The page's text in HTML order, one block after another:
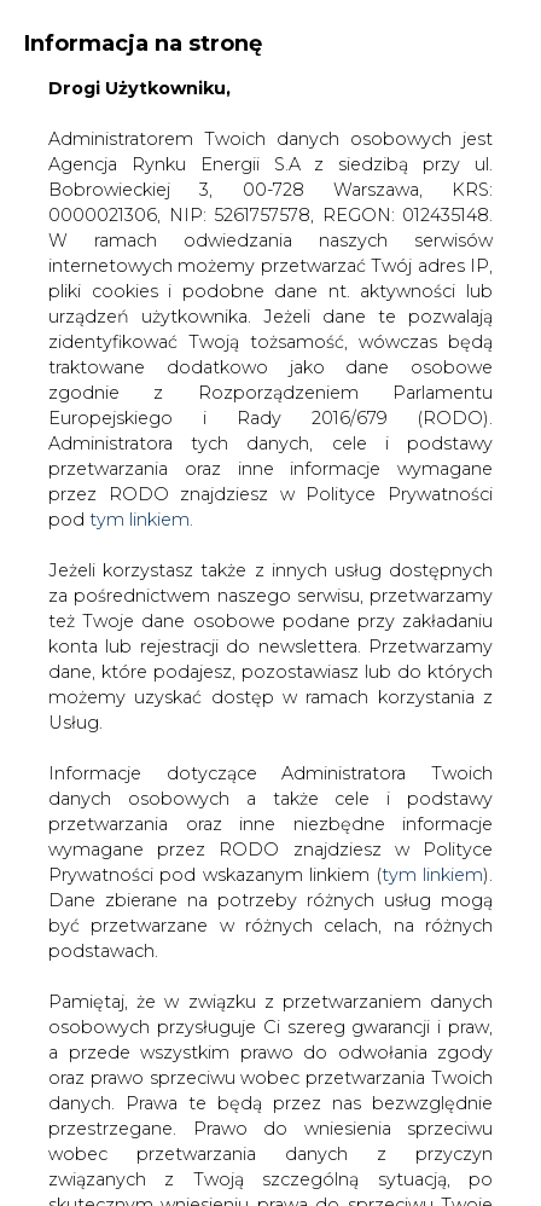
KONTAKT:
WYSOKI KONTRAST WIELKOŚĆ TEKSTU A A
ZALOGUJ SIĘ
WŁĄCZ CIRE.TV
Informacja na stronę
Drogi Użytkowniku,
Administratorem Twoich danych osobowych jest
Agencja Rynku Energii S.A z siedzibą przy ul.
Bobrowieckiej 3, 00-728 Warszawa, KRS:
0000021306, NIP: 5261757578, REGON: 012435148.
W ramach odwiedzania naszych serwisów
internetowych możemy przetwarzać Twój adres IP,
pliki cookies i podobne dane nt. aktywności lub
urządzeń użytkownika. Jeżeli dane te pozwalają
zidentyfikować Twoją tożsamość, wówczas będą
traktowane dodatkowo jako dane osobowe
zgodnie z Rozporządzeniem Parlamentu
Europejskiego i Rady 2016/679 (RODO).
Administratora tych danych, cele i podstawy
przetwarzania oraz inne informacje wymagane
przez RODO znajdziesz w Polityce Prywatności
pod tym linkiem.
Jeżeli korzystasz także z innych usług dostępnych
za pośrednictwem naszego serwisu, przetwarzamy
też Twoje dane osobowe podane przy zakładaniu
konta lub rejestracji do newslettera. Przetwarzamy
dane, które podajesz, pozostawiasz lub do których
możemy uzyskać dostęp w ramach korzystania z
Usług.
Informacje dotyczące Administratora Twoich
danych osobowych a także cele i podstawy
przetwarzania oraz inne niezbędne informacje
wymagane przez RODO znajdziesz w Polityce
Prywatności pod wskazanym linkiem (tym linkiem).
Dane zbierane na potrzeby różnych usług mogą
być przetwarzane w różnych celach, na różnych
podstawach.
Pamiętaj, że w związku z przetwarzaniem danych
osobowych przysługuje Ci szereg gwarancji i praw,
a przede wszystkim prawo do odwołania zgody
oraz prawo sprzeciwu wobec przetwarzania Twoich
danych. Prawa te będą przez nas bezwzględnie
przestrzegane. Prawo do wniesienia sprzeciwu
wobec przetwarzania danych z przyczyn
związanych z Twoją szczególną sytuacją, po
Strona główna / ENERGETYKA / Elektroenergetyka
polska 2005 &#8211; stan rzeczy, wyzwania
2005-06-24 00:00
skomentuj
udostępnij
Elektroenergetyka polska 2005
&#8211; stan rzeczy, wyzwania
Polska elektroenergetyka utrzymała w
2004 roku znaczącą pozycją w
przychodach dla budżetu państwa z
tytułu podatku dochodowego spośród